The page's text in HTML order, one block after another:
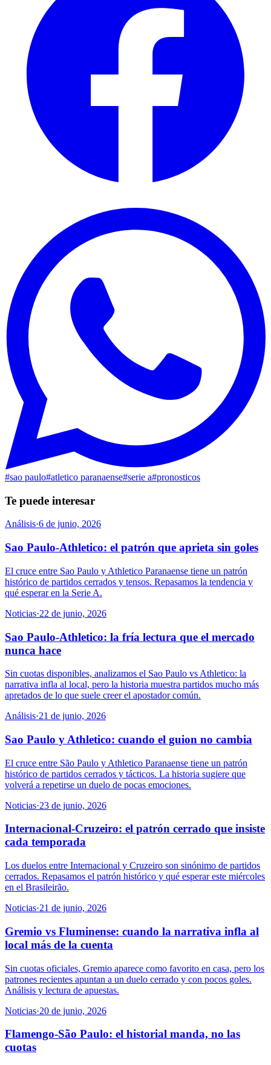
#sao paulo#atletico paranaense#serie a#pronosticos
Te puede interesar
Análisis·6 de junio, 2026
Sao Paulo-Athletico: el patrón que aprieta sin goles
El cruce entre Sao Paulo y Athletico Paranaense tiene un patrón
histórico de partidos cerrados y tensos. Repasamos la tendencia y
qué esperar en la Serie A.
Noticias·22 de junio, 2026
Sao Paulo-Athletico: la fría lectura que el mercado
nunca hace
Sin cuotas disponibles, analizamos el Sao Paulo vs Athletico: la
narrativa infla al local, pero la historia muestra partidos mucho más
apretados de lo que suele creer el apostador común.
Análisis·21 de junio, 2026
Sao Paulo y Athletico: cuando el guion no cambia
El cruce entre São Paulo y Athletico Paranaense tiene un patrón
histórico de partidos cerrados y tácticos. La historia sugiere que
volverá a repetirse un duelo de pocas emociones.
Noticias·23 de junio, 2026
Internacional-Cruzeiro: el patrón cerrado que insiste
cada temporada
Los duelos entre Internacional y Cruzeiro son sinónimo de partidos
cerrados. Repasamos el patrón histórico y qué esperar este miércoles
en el Brasileirão.
Noticias·21 de junio, 2026
Gremio vs Fluminense: cuando la narrativa infla al
local más de la cuenta
Sin cuotas oficiales, Gremio aparece como favorito en casa, pero los
patrones recientes apuntan a un duelo cerrado y con pocos goles.
Análisis y lectura de apuestas.
Noticias·20 de junio, 2026
Flamengo-São Paulo: el historial manda, no las
cuotas